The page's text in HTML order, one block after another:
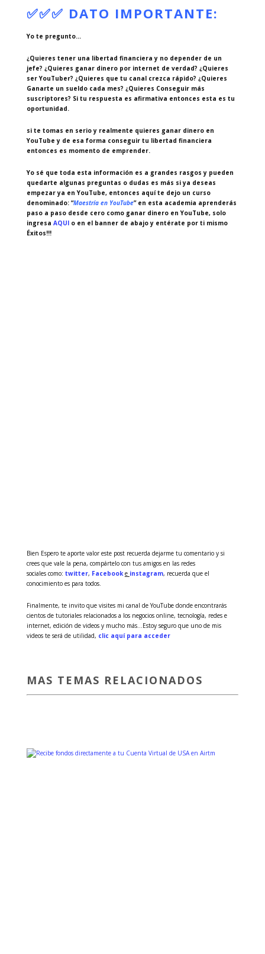
✅✅✅ DATO IMPORTANTE:
Yo te pregunto…
¿Quieres tener una libertad financiera y no depender de un
jefe? ¿Quieres ganar dinero por internet de verdad? ¿Quieres
ser YouTuber? ¿Quieres que tu canal crezca rápido? ¿Quieres
Ganarte un sueldo cada mes? ¿Quieres Conseguir más
suscriptores? Si tu respuesta es afirmativa entonces esta es tu
oportunidad.
si te tomas en serio y realmente quieres ganar dinero en
YouTube y de esa forma conseguir tu libertad financiera
entonces es momento de emprender.
Yo sé que toda esta información es a grandes rasgos y pueden
quedarte algunas preguntas o dudas es más si ya deseas
empezar ya en YouTube, entonces aquí te dejo un curso
denominado: “Maestría en YouTube” en esta academia aprenderás
paso a paso desde cero como ganar dinero en YouTube, solo
ingresa AQUI o en el banner de abajo y entérate por ti mismo
Éxitos!!!
Bien Espero te aporte valor este post recuerda dejarme tu comentario y si
crees que vale la pena, compártelo con tus amigos en las redes
sociales como: twitter, Facebook e instagram, recuerda que el
conocimiento es para todos.
Finalmente, te invito que visites mi canal de YouTube donde encontrarás
cientos de tutoriales relacionados a los negocios online, tecnología, redes e
internet, edición de videos y mucho más…Estoy seguro que uno de mis
videos te será de utilidad, clic aquí para acceder
MAS TEMAS RELACIONADOS